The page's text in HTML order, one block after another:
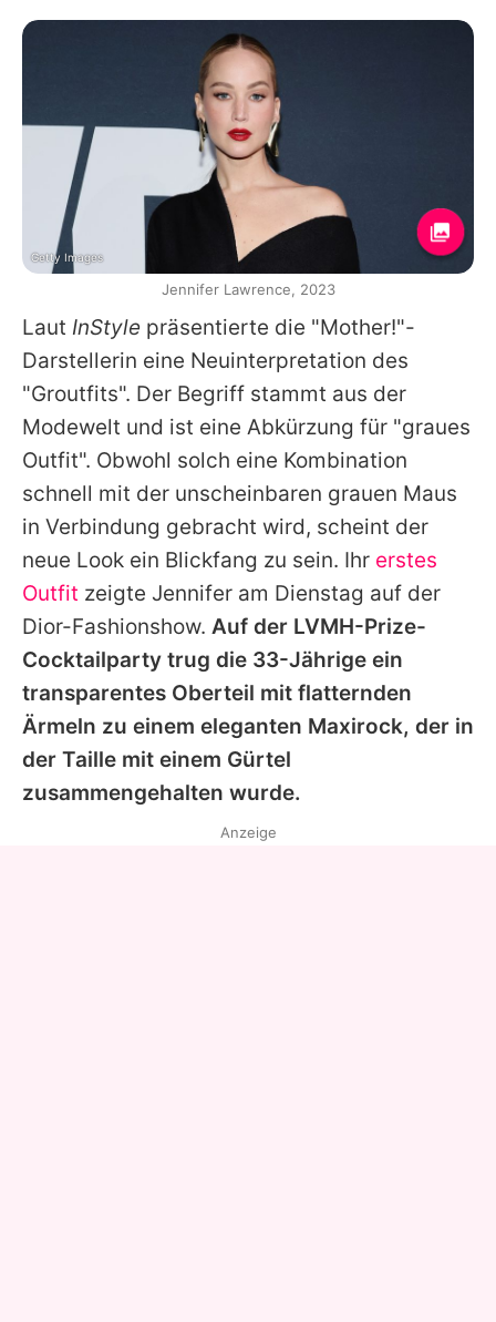
Laut InStyle präsentierte die "Mother!"-
Darstellerin eine Neuinterpretation des
"Groutfits". Der Begriff stammt aus der
Modewelt und ist eine Abkürzung für "graues
Outfit". Obwohl solch eine Kombination
schnell mit der unscheinbaren grauen Maus
in Verbindung gebracht wird, scheint der
neue Look ein Blickfang zu sein. Ihr erstes
Outfit zeigte Jennifer am Dienstag auf der
Dior-Fashionshow. Auf der LVMH-Prize-
Cocktailparty trug die 33-Jährige ein
transparentes Oberteil mit flatternden
Ärmeln zu einem eleganten Maxirock, der in
der Taille mit einem Gürtel
zusammengehalten wurde.
Getty Images
Jennifer Lawrence, 2023
Anzeige